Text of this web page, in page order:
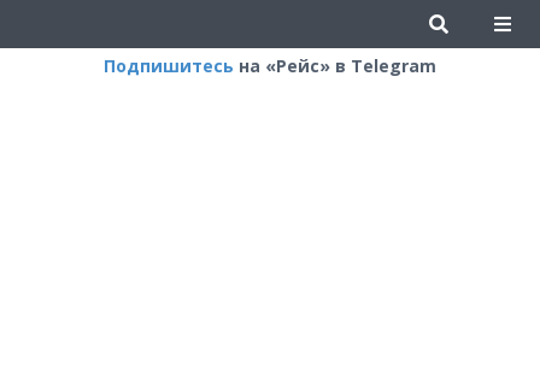
Подпишитесь на «Рейс» в Telegram